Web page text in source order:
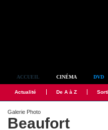
ACCUEIL CINÉMA DVD
Actualité De A à Z
Galerie Photo
Beaufort